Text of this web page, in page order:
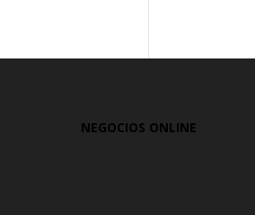
NEGOCIOS ONLINE